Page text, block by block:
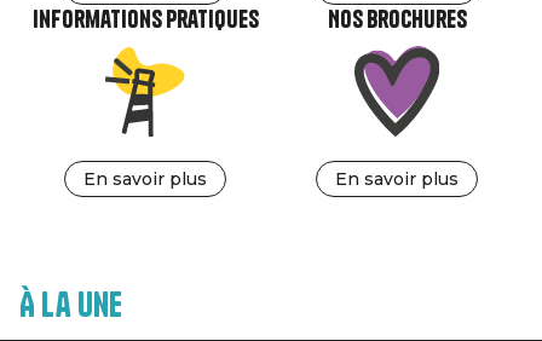
Informations pratiques
En savoir plus
Nos brochures
En savoir plus
À la une